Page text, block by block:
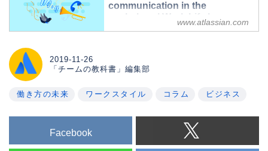
communication in the
workplace | Work Life by
Atlassian
means all of us.
www.atlassian.com
2019-11-26
「チームの教科書」編集部
働き方の未来 ワークスタイル コラム ビジネス
Facebook